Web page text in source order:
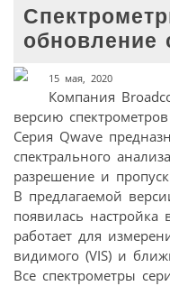
обновление
15 мая, 2020
Компания
версию
Серия Qwave
спектрального
разрешение и
В предлагаемой
появилась
работает для
видимого (VIS) и
Все спектрометры